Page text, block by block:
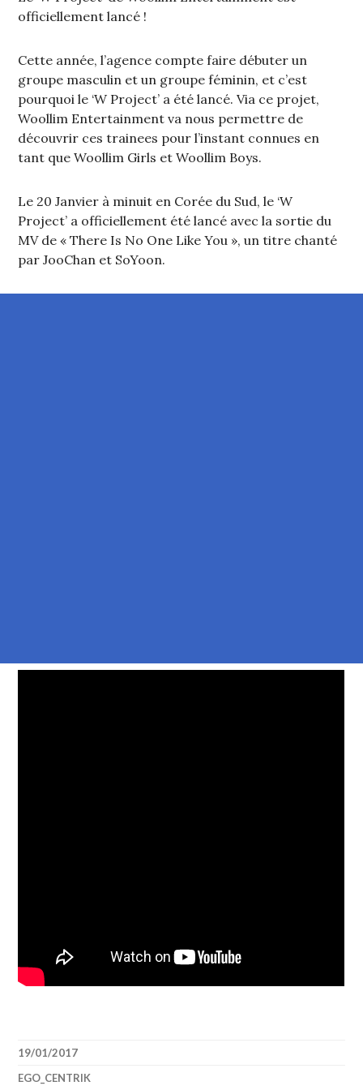
officiellement lancé !
Cette année, l’agence compte faire débuter un
groupe masculin et un groupe féminin, et c’est
pourquoi le ‘W Project’ a été lancé. Via ce projet,
Woollim Entertainment va nous permettre de
découvrir ces trainees pour l’instant connues en
tant que Woollim Girls et Woollim Boys.
Le 20 Janvier à minuit en Corée du Sud, le ‘W
Project’ a officiellement été lancé avec la sortie du
MV de « There Is No One Like You », un titre chanté
par JooChan et SoYoon.
19/01/2017
EGO_CENTRIK